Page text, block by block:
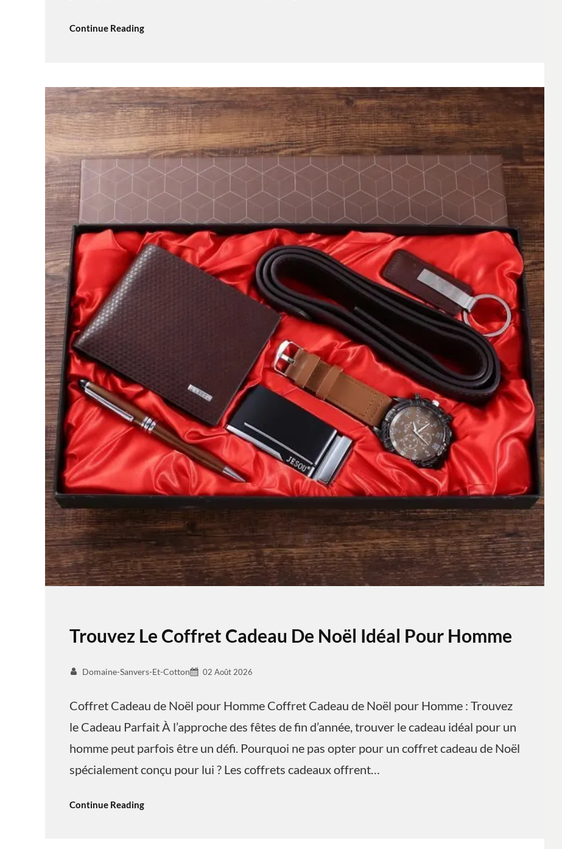
Continue Reading
Trouvez Le Coffret Cadeau De Noël Idéal Pour Homme
Domaine-Sanvers-Et-Cotton 02 Août 2026
Coffret Cadeau de Noël pour Homme Coffret Cadeau de Noël pour Homme : Trouvez
le Cadeau Parfait À l’approche des fêtes de fin d’année, trouver le cadeau idéal pour un
homme peut parfois être un défi. Pourquoi ne pas opter pour un coffret cadeau de Noël
spécialement conçu pour lui ? Les coffrets cadeaux offrent…
Continue Reading